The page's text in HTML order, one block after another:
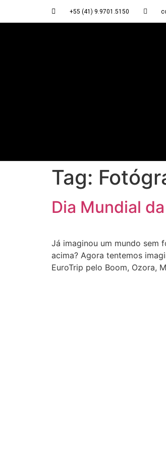
+55 (41) 9.9701.5150
Tag:
Dia Mundial
Já imaginou um mundo sem
acima? Agora tentemos
EuroTrip pelo Boom, Ozora,